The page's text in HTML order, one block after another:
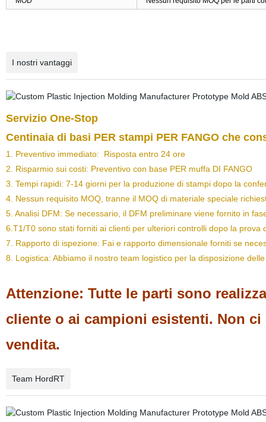
I nostri vantaggi
Servizio One-Stop
Centinaia di basi PER stampi PER FANGO che
1. Preventivo immediato: Risposta entro 24 ore
2. Risparmio sui costi: Preventivo con base PER muffa DI FANGO
3. Tempi rapidi: 7-14 giorni per la produzione di stampi dopo la
4. Nessun requisito MOQ, tranne il MOQ di materiale speciale
5. Analisi DFM: Se necessario, il DFM preliminare viene fornito in
6.T1/T0 sono stati forniti ai clienti per ulteriori controlli dopo la prova
7. Rapporto di ispezione: Fai e rapporto dimensionale forniti se
8. Logistica: Abbiamo il nostro team logistico per la disposizione
Attenzione: Tutte le parti sono
cliente o ai campioni esistenti. Non
vendita.
Team HordRT